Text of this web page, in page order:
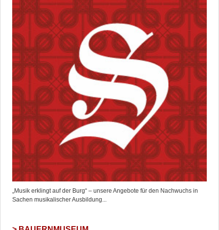
„Musik erklingt auf der Burg“ – unsere Angebote für den Nachwuchs in
Sachen musikalischer Ausbildung...